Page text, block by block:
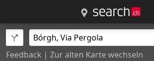
Feedback | Zur alten Karte wechseln